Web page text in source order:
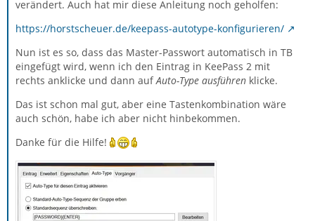
verändert. Auch hat mir diese Anleitung noch geholfen:
https://horstscheuer.de/keepass-autotype-konfigurieren/
Nun ist es so, dass das Master-Passwort automatisch in TB
eingefügt wird, wenn ich den Eintrag in KeePass 2 mit
rechts anklicke und dann aufAuto-Type ausführen klicke.
Das ist schon mal gut, aber eine Tastenkombination wäre
auch schön, habe ich aber nicht hinbekommen.
Danke für die Hilfe!